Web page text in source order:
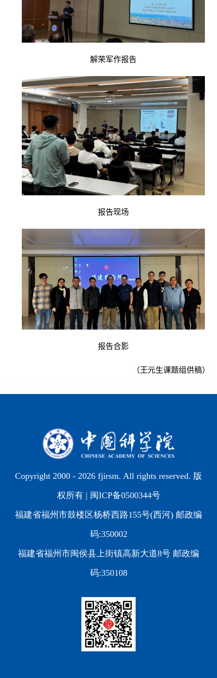
解荣军作报告
报告现场
报告合影
（王元生课题组供稿）
Copyright 2000 - 2026 fjirsm. All rights reserved. 版
权所有 | 闽ICP备0500344号
福建省福州市鼓楼区杨桥西路155号(西河) 邮政编
码:350002
福建省福州市闽侯县上街镇高新大道8号 邮政编
码:350108